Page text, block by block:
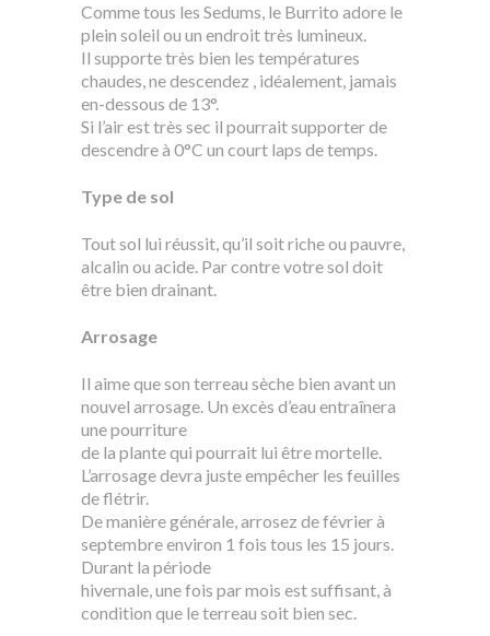
Comme tous les Sedums, le Burrito adore le
plein soleil ou un endroit très lumineux.
Il supporte très bien les températures
chaudes, ne descendez , idéalement, jamais
en-dessous de 13°.
Si l’air est très sec il pourrait supporter de
descendre à 0°C un court laps de temps.
Type de sol
Tout sol lui réussit, qu’il soit riche ou pauvre,
alcalin ou acide. Par contre votre sol doit
être bien drainant.
Arrosage
Il aime que son terreau sèche bien avant un
nouvel arrosage. Un excès d’eau entraînera
une pourriture
de la plante qui pourrait lui être mortelle.
L’arrosage devra juste empêcher les feuilles
de flétrir.
De manière générale, arrosez de février à
septembre environ 1 fois tous les 15 jours.
Durant la période
hivernale, une fois par mois est suffisant, à
condition que le terreau soit bien sec.